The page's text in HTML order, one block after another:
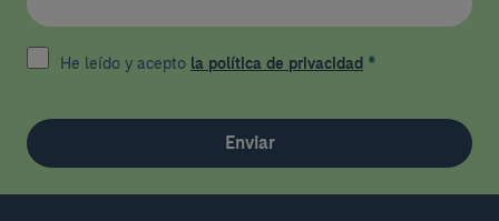
He leído y acepto la política de privacidad *
Enviar